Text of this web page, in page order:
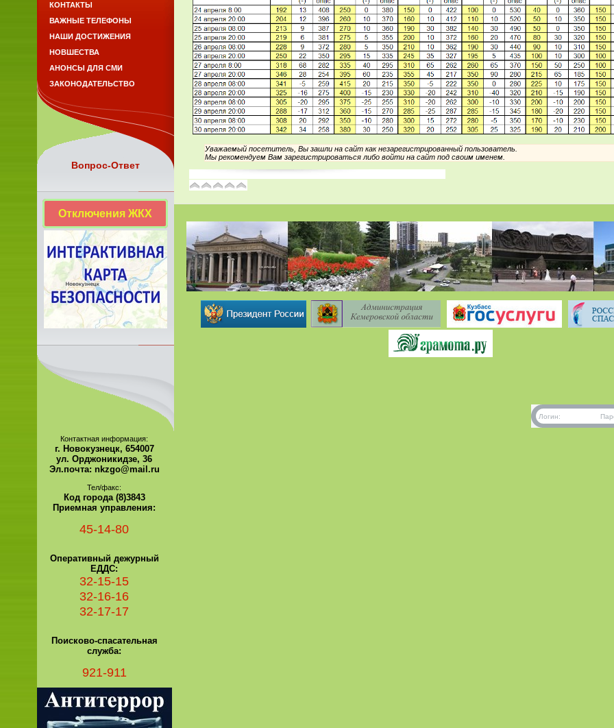
Уважаемый посетитель, Вы зашли на сайт как незарегистрированный пользователь.
Мы рекомендуем Вам зарегистрироваться либо войти на сайт под своим именем.
Логин:
КОНТАКТЫ
ВАЖНЫЕ ТЕЛЕФОНЫ
НАШИ ДОСТИЖЕНИЯ
НОВШЕСТВА
АНОНСЫ ДЛЯ СМИ
ЗАКОНОДАТЕЛЬСТВО
Вопрос-Ответ
Отключения ЖКХ
Контактная информация:
г. Новокузнецк, 654007
ул. Орджоникидзе, 36
Эл.почта: nkzgo@mail.ru
Тел/факс:
Код города (8)3843
Приемная управления:
45-14-80
Оперативный дежурный
ЕДДС:
32-15-15
32-16-16
32-17-17
Поисково-спасательная
служба:
921-911